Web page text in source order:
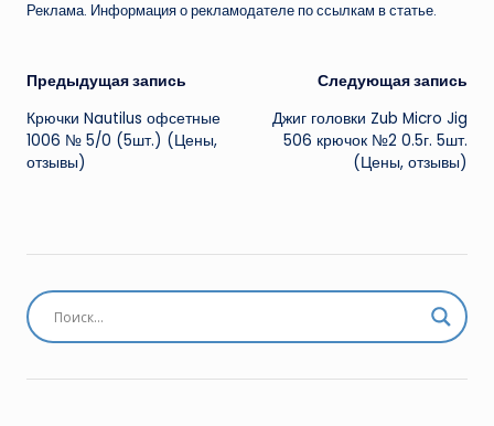
Реклама. Информация о рекламодателе по ссылкам в статье.
Навигация
записи
Предыдущая запись
Крючки Nautilus офсетные
1006 № 5/0 (5шт.) (Цены,
отзывы)
Следующая запись
Джиг головки Zub Micro Jig
506 крючок №2 0.5г. 5шт.
(Цены, отзывы)